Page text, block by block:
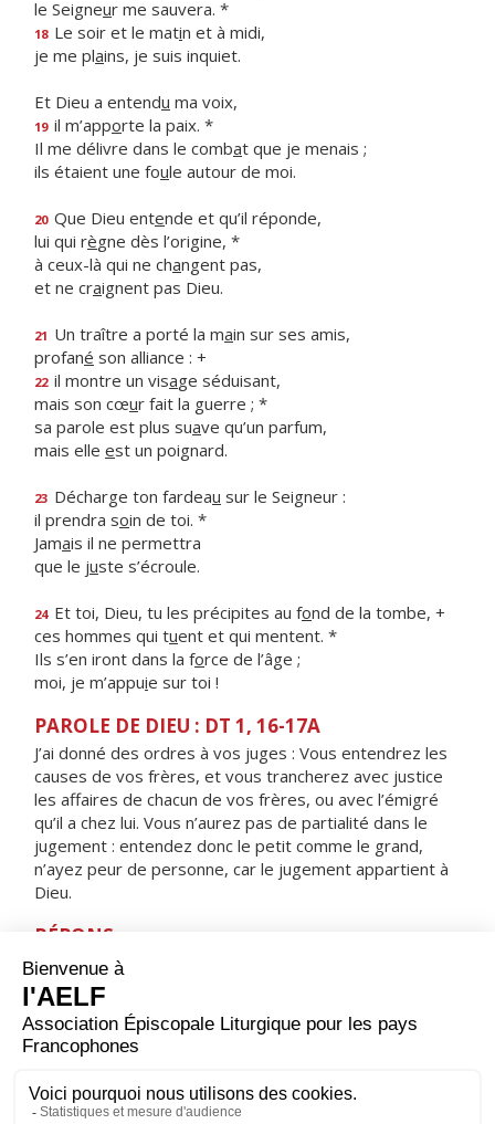
le Seigneur me sauvera. *
18 Le soir et le matin et à midi,
je me plains, je suis inquiet.
Et Dieu a entendu ma voix,
19 il m’apporte la paix. *
Il me délivre dans le combat que je menais ;
ils étaient une foule autour de moi.
20 Que Dieu entende et qu’il réponde,
lui qui règne dès l’origine, *
à ceux-là qui ne changent pas,
et ne craignent pas Dieu.
21 Un traître a porté la main sur ses amis,
profané son alliance : +
22 il montre un visage séduisant,
mais son cœur fait la guerre ; *
sa parole est plus suave qu’un parfum,
mais elle est un poignard.
23 Décharge ton fardeau sur le Seigneur :
il prendra soin de toi. *
Jamais il ne permettra
que le juste s’écroule.
24 Et toi, Dieu, tu les précipites au fond de la tombe, +
ces hommes qui tuent et qui mentent. *
Ils s’en iront dans la force de l’âge ;
moi, je m’appuie sur toi !
PAROLE DE DIEU : DT 1, 16-17A
J’ai donné des ordres à vos juges : Vous entendrez les
causes de vos frères, et vous trancherez avec justice
les affaires de chacun de vos frères, ou avec l’émigré
qu’il a chez lui. Vous n’aurez pas de partialité dans le
jugement : entendez donc le petit comme le grand,
n’ayez peur de personne, car le jugement appartient à
Dieu.
RÉPONS
V/ Le Seigneur est juste, il aime toute justice :
Les hommes droits le verront face à face.
ORAISON
Dieu, qui as révélé au monde que les artisans de paix
cette justice qui seule peut garantir aux hommes une